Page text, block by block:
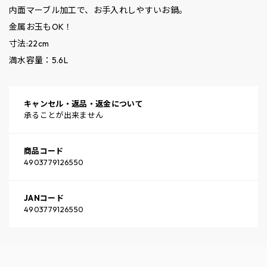
内面マーブル加工で、お手入れしやすいお鍋。
金属お玉もOK！
寸法:22cm
満水容量：5.6L
キャンセル・返品・返金について
承ることが出来ません
商品コード
4903779126550
JANコード
4903779126550